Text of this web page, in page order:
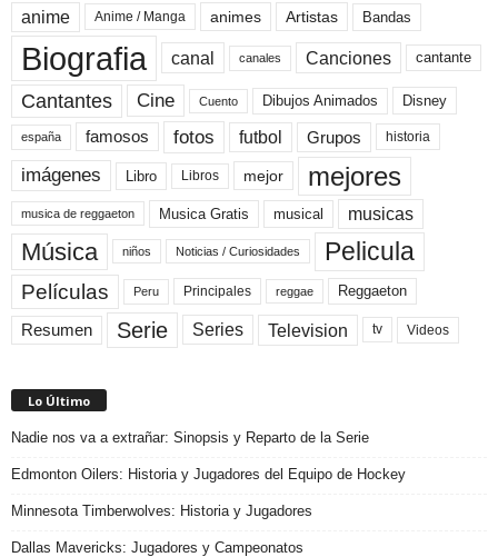
anime Anime / Manga animes Artistas Bandas
Biografia canal canales Canciones cantante
Cantantes Cine Cuento Dibujos Animados Disney
españa famosos fotos futbol Grupos historia
imágenes Libro Libros mejor mejores
musica de reggaeton Musica Gratis musical musicas
Música niños Noticias / Curiosidades Pelicula
Películas Peru Principales reggae Reggaeton
Resumen Serie Series Television tv Videos
Lo Último
Nadie nos va a extrañar: Sinopsis y Reparto de la Serie
Edmonton Oilers: Historia y Jugadores del Equipo de Hockey
Minnesota Timberwolves: Historia y Jugadores
Dallas Mavericks: Jugadores y Campeonatos